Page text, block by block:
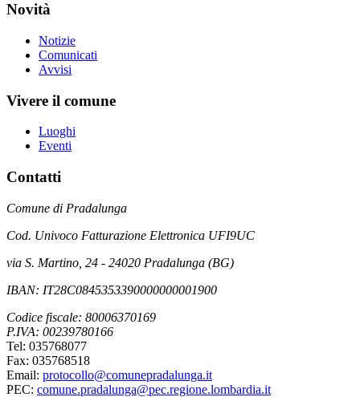
Novità
Notizie
Comunicati
Avvisi
Vivere il comune
Luoghi
Eventi
Contatti
Comune di Pradalunga
Cod. Univoco Fatturazione Elettronica UFI9UC
via S. Martino, 24 - 24020 Pradalunga (BG)
IBAN: IT28C0845353390000000001900
Codice fiscale: 80006370169
P.IVA: 00239780166
Tel: 035768077
Fax: 035768518
Email: protocollo@comunepradalunga.it
PEC: comune.pradalunga@pec.regione.lombardia.it